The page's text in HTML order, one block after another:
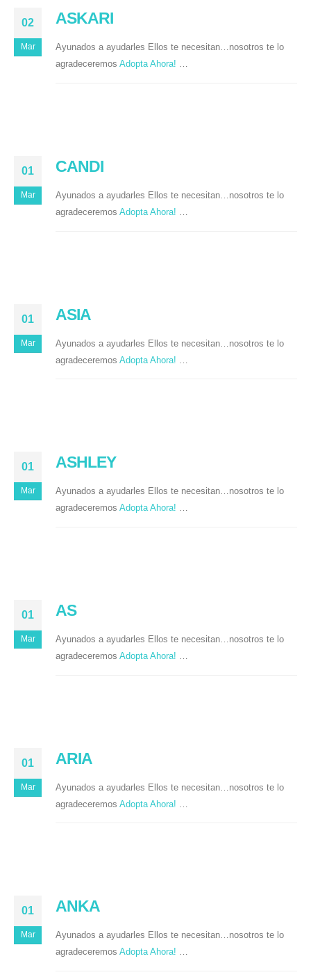
02
Mar
ASKARI
Ayunados a ayudarles Ellos te necesitan…nosotros te lo
agradeceremos Adopta Ahora! …
01
Mar
CANDI
Ayunados a ayudarles Ellos te necesitan…nosotros te lo
agradeceremos Adopta Ahora!
01
Mar
ASIA
Ayunados a ayudarles Ellos te necesitan…nosotros te lo
agradeceremos Adopta Ahora!
01
Mar
ASHLEY
Ayunados a ayudarles Ellos te necesitan…nosotros te lo
agradeceremos Adopta Ahora! …
01
Mar
AS
Ayunados a ayudarles Ellos te necesitan…nosotros te lo
agradeceremos Adopta Ahora!
01
Mar
ARIA
Ayunados a ayudarles Ellos te necesitan…nosotros te lo
agradeceremos Adopta Ahora!
01
Mar
ANKA
Ayunados a ayudarles Ellos te necesitan…nosotros te lo
agradeceremos Adopta Ahora! …